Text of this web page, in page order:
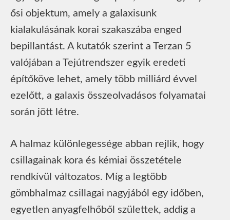
ősi objektum, amely a galaxisunk
kialakulásának korai szakaszába enged
bepillantást. A kutatók szerint a Terzan 5
valójában a Tejútrendszer egyik eredeti
építőköve lehet, amely több milliárd évvel
ezelőtt, a galaxis összeolvadásos folyamatai
során jött létre.
A halmaz különlegessége abban rejlik, hogy
csillagainak kora és kémiai összetétele
rendkívül változatos. Míg a legtöbb
gömbhalmaz csillagai nagyjából egy időben,
egyetlen anyagfelhőből születtek, addig a